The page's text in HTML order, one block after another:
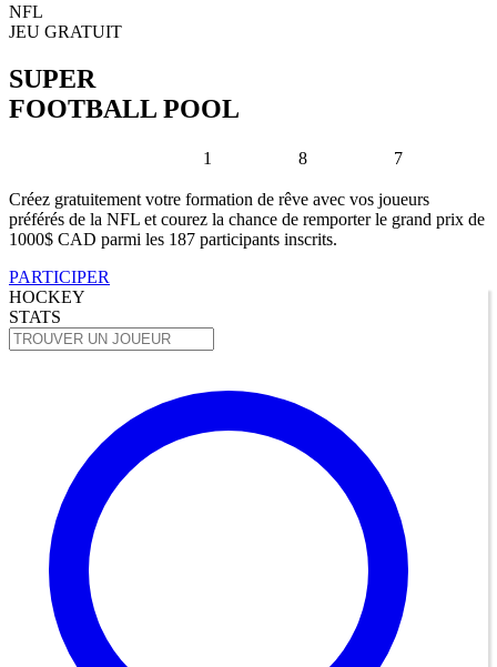
NFL
JEU GRATUIT
SUPER
FOOTBALL POOL
1 8 7
Créez gratuitement votre formation de rêve avec vos joueurs
préférés de la NFL et courez la chance de remporter le grand prix de
1000$ CAD parmi les 187 participants inscrits.
PARTICIPER
HOCKEY
STATS